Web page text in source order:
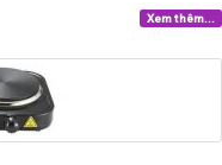
Xem thêm...